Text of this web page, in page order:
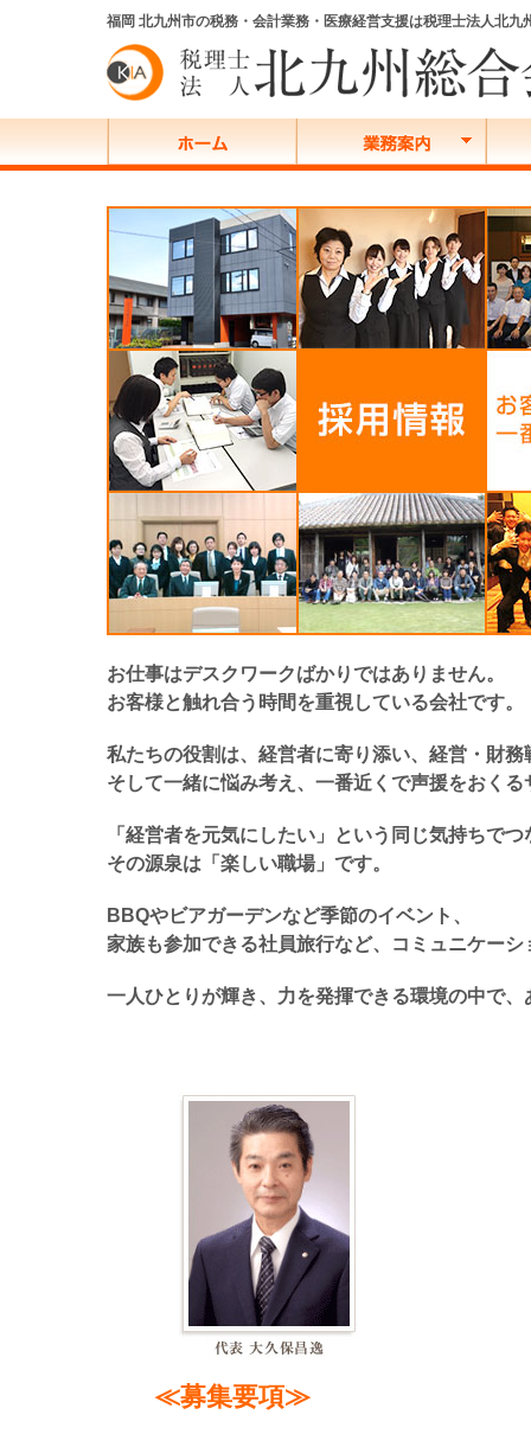
福岡 北九州市の税務・会計業務・医療経営支援は税理士法人北九
お仕事はデスクワークばかりではありません。
お客様と触れ合う時間を重視している会社です。
私たちの役割は、経営者に寄り添い、経営・財
そして一緒に悩み考え、一番近くで声援をおく
「経営者を元気にしたい」という同じ気持ちで
その源泉は「楽しい職場」です。
BBQやビアガーデンなど季節のイベント、
家族も参加できる社員旅行など、コミュニケー
一人ひとりが輝き、力を発揮できる環境の中で
≪募集要項≫